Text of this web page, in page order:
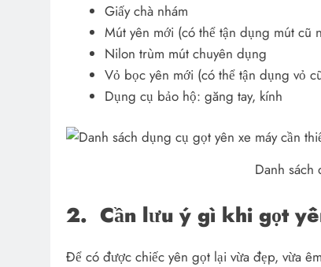
Giấy chà nhám
Mút yên mới (có thể tận dụng mút cũ
Nilon trùm mút chuyên dụng
Vỏ bọc yên mới (có thể tận dụng vỏ
Dụng cụ bảo hộ: găng tay, kính
Danh sách
2. Cần lưu ý gì khi gọt
Để có được chiếc yên gọt lại vừa đẹp, vừa